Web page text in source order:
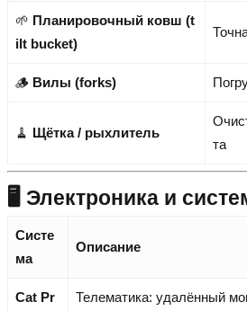
🌱 Планировочный ковш (t
ilt bucket)
🪵 Вилы (forks)
🧹 Щётка / рыхлитель
та
🖥️ Электроника и
Систе
ма
Описание
Cat Pr
Телематика: удалённый